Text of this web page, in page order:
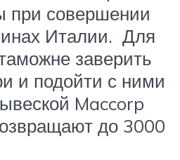
при совершении
Италии. Для
заверить
и подойти с ними
Maccorp
до 3000